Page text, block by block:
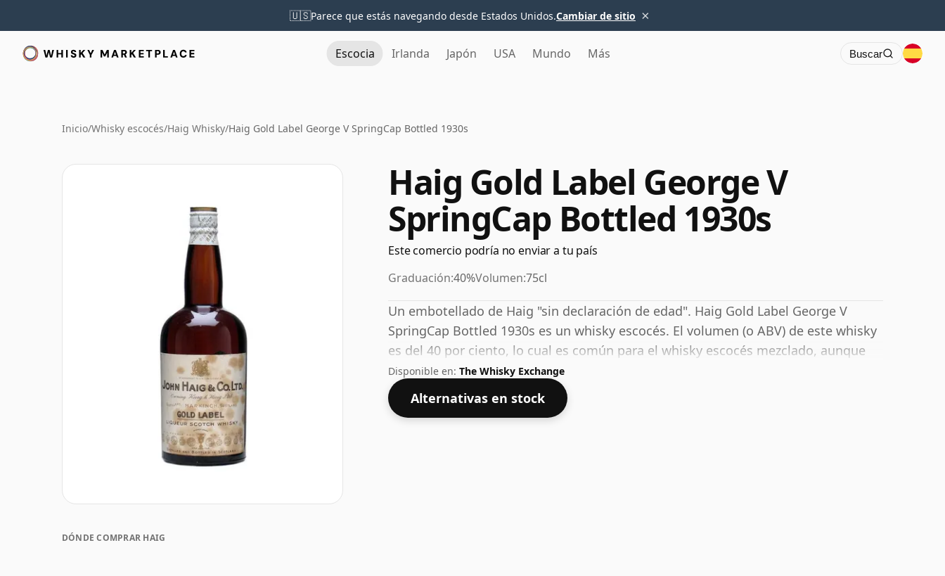
🇺🇸Parece que estás navegando desde Estados Unidos.Cambiar de sitio ×
Escocia Irlanda Japón USA Mundo Más Buscar
Inicio/Whisky escocés/Haig Whisky/Haig Gold Label George V SpringCap Bottled 1930s
Haig Gold Label George V
SpringCap Bottled 1930s
Este comercio podría no enviar a tu país
Graduación:40%Volumen:75cl
Un embotellado de Haig "sin declaración de edad". Haig Gold Label George V
SpringCap Bottled 1930s es un whisky escocés. El volumen (o ABV) de este whisky
es del 40 por ciento, lo cual es común para el whisky escocés mezclado, aunque
muchos whiskies de pura malta se embotellan con concentraciones más altas en
estos días. El tamaño de la botella es de 75cl.
Disponible en: The Whisky Exchange
Alternativas en stock
DÓNDE COMPRAR HAIG